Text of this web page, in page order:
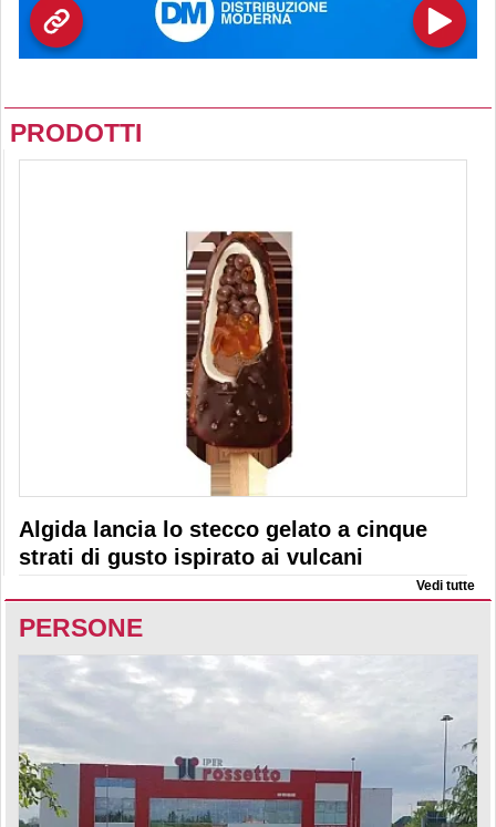
PRODOTTI
Algida lancia lo stecco gelato a cinque
strati di gusto ispirato ai vulcani
Vedi tutte
PERSONE